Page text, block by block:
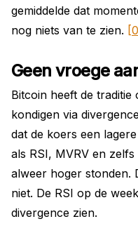
gemiddelde dat
nog niets van te zien.
Geen vroege
Bitcoin heeft de traditie
kondigen via
dat de koers een
als RSI, MVRV en
alweer hoger stonden.
niet. De RSI op de
divergence zien.